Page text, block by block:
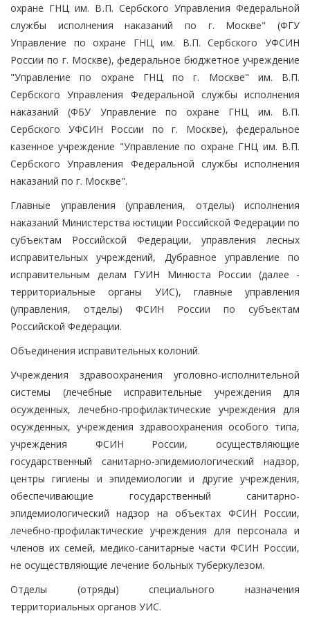
охране ГНЦ им. В.П. Сербского Управления Федеральной
службы исполнения наказаний по г. Москве" (ФГУ
Управление по охране ГНЦ им. В.П. Сербского УФСИН
России по г. Москве), федеральное бюджетное учреждение
"Управление по охране ГНЦ по г. Москве" им. В.П.
Сербского Управления Федеральной службы исполнения
наказаний (ФБУ Управление по охране ГНЦ им. В.П.
Сербского УФСИН России по г. Москве), федеральное
казенное учреждение "Управление по охране ГНЦ им. В.П.
Сербского Управления Федеральной службы исполнения
наказаний по г. Москве".
Главные управления (управления, отделы) исполнения
наказаний Министерства юстиции Российской Федерации по
субъектам Российской Федерации, управления лесных
исправительных учреждений, Дубравное управление по
исправительным делам ГУИН Минюста России (далее -
территориальные органы УИС), главные управления
(управления, отделы) ФСИН России по субъектам
Российской Федерации.
Объединения исправительных колоний.
Учреждения здравоохранения уголовно-исполнительной
системы (лечебные исправительные учреждения для
осужденных, лечебно-профилактические учреждения для
осужденных, учреждения здравоохранения особого типа,
учреждения ФСИН России, осуществляющие
государственный санитарно-эпидемиологический надзор,
центры гигиены и эпидемиологии и другие учреждения,
обеспечивающие государственный санитарно-
эпидемиологический надзор на объектах ФСИН России,
лечебно-профилактические учреждения для персонала и
членов их семей, медико-санитарные части ФСИН России,
не осуществляющие лечение больных туберкулезом.
Отделы (отряды) специального назначения
территориальных органов УИС.